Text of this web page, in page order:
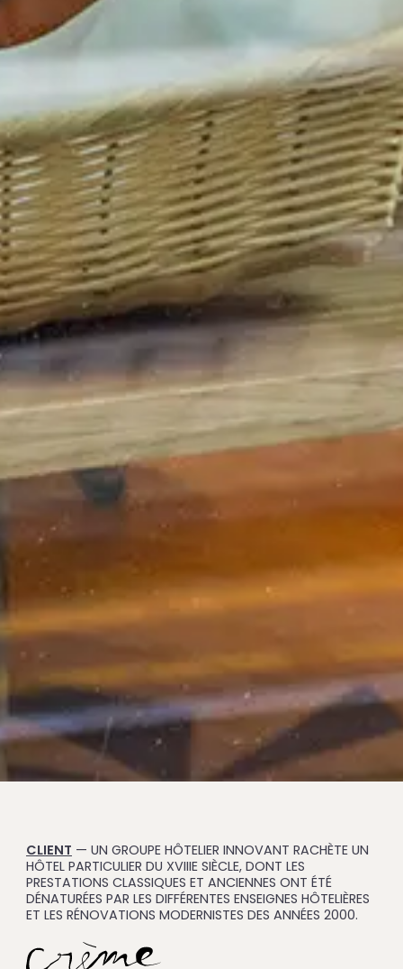
CLIENT — UN GROUPE HÔTELIER INNOVANT RACHÈTE UN
HÔTEL PARTICULIER DU XVIIIE SIÈCLE, DONT LES
PRESTATIONS CLASSIQUES ET ANCIENNES ONT ÉTÉ
DÉNATURÉES PAR LES DIFFÉRENTES ENSEIGNES HÔTELIÈRES
ET LES RÉNOVATIONS MODERNISTES DES ANNÉES 2000.